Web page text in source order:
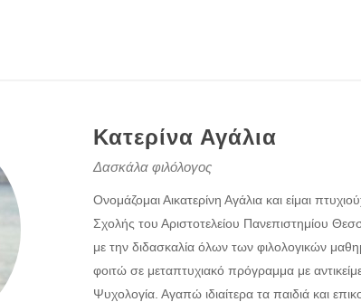
Κατερίνα Αγάλια
Δασκάλα φιλόλογος
Ονομάζομαι Αικατερίνη Αγάλια και είμαι
Σχολής του Αριστοτελείου Πανεπιστημίου
με την διδασκαλία όλων των φιλολογικών
φοιτώ σε μεταπτυχιακό πρόγραμμα με
Ψυχολογία. Αγαπώ ιδιαίτερα τα παιδιά και